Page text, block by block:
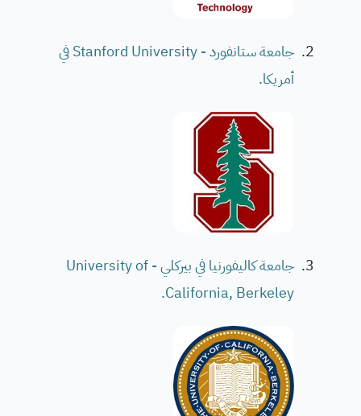
جامعة ستانفورد - Stanford University في
أمريكا.
جامعة كاليفورنيا في بيركلي - University of
California, Berkeley.